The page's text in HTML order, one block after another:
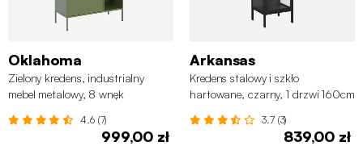
Oklahoma
Zielony kredens, industrialny
mebel metalowy, 8 wnęk
4.6 (7)
999,00 zł
Arkansas
Kredens stalowy i szkło
hartowane, czarny, 1 drzwi 160cm
3.7 (3)
839,00 zł